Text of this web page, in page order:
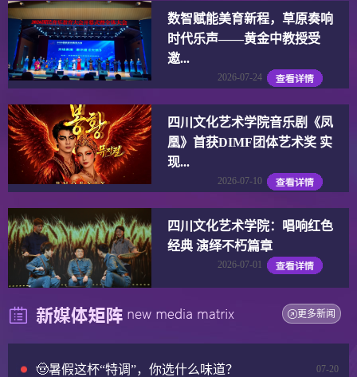
数智赋能美育新程，草原奏响
时代乐声——黄金中教授受
邀...
2026-07-24
四川文化艺术学院音乐剧《凤
凰》首获DIMF团体艺术奖 实
现...
2026-07-10
四川文化艺术学院：唱响红色
经典 演绎不朽篇章
2026-07-01
更多新闻
07-20
🤠暑假这杯“特调”，你选什么味道？